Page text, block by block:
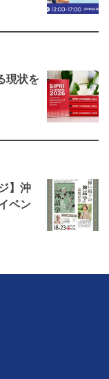
現状を
】沖
ベン